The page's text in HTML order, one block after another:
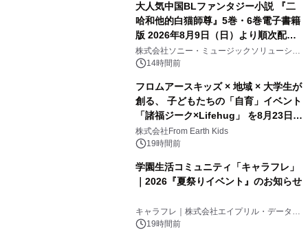
大人気中国BLファンタジー小説 『二
哈和他的白猫師尊』5巻・6巻電子書籍
版 2026年8月9日（日）より順次配信
開始
株式会社ソニー・ミュージックソリューショ
ンズ14時間前
フロムアースキッズ × 地域 × 大学生が
創る、 子どもたちの「自育」イベント
「諸福ジーク×Lifehug」 を8月23日
(日)開催
株式会社From Earth Kids
19時間前
学園生活コミュニティ「キャラフレ」
｜2026『夏祭りイベント』のお知らせ
キャラフレ｜株式会社エイプリル・データ・
デザインズ
19時間前